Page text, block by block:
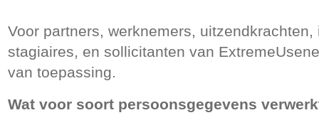
Voor partners, werknemers,
stagiaires, en sollicitanten van
van toepassing.
Wat voor soort persoonsgegevens